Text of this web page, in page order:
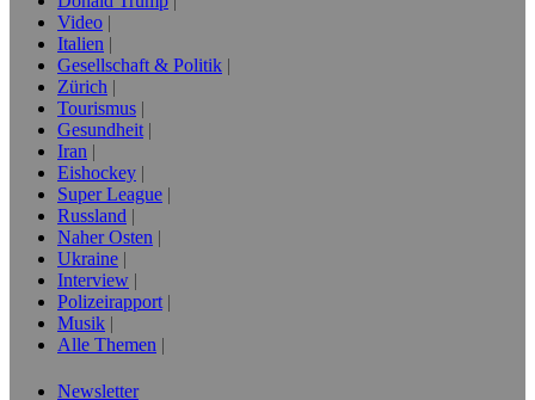
Video
Italien
Gesellschaft & Politik
Zürich
Tourismus
Gesundheit
Iran
Eishockey
Super League
Russland
Naher Osten
Ukraine
Interview
Polizeirapport
Musik
Alle Themen
Newsletter